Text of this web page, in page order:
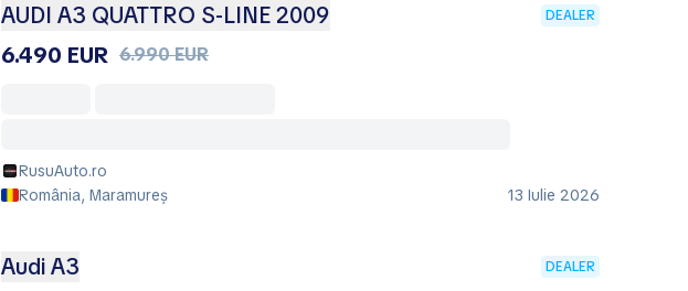
AUDI A3 QUATTRO S-LINE 2009 DEALER
6.490 EUR 6.990 EUR
RusuAuto.ro
România, Maramureș
13 Iulie 2026
Audi A3 DEALER